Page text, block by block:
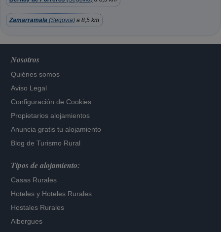
Zamarramala (Segovia) a 8,5 km
Nosotros
Quiénes somos
Aviso Legal
Configuración de Cookies
Propietarios alojamientos
Anuncia gratis tu alojamiento
Blog de Turismo Rural
Tipos de alojamiento:
Casas Rurales
Hoteles y Hoteles Rurales
Hostales Rurales
Albergues